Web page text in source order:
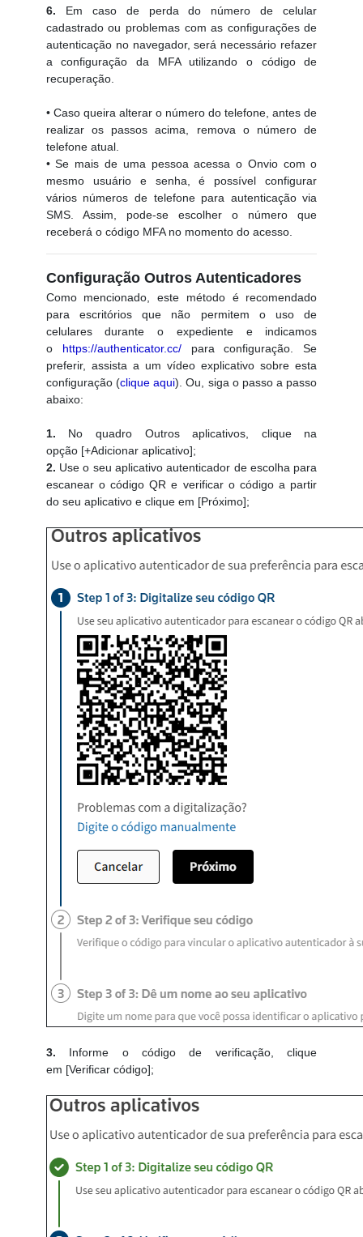
6. Em caso de perda do número de celular
cadastrado ou problemas com as configurações de
autenticação no navegador, será necessário refazer
a configuração da MFA utilizando o código de
recuperação.
• Caso queira alterar o número do telefone, antes de
realizar os passos acima, remova o número de
telefone atual.
• Se mais de uma pessoa acessa o Onvio com o
mesmo usuário e senha, é possível configurar
vários números de telefone para autenticação via
SMS. Assim, pode-se escolher o número que
receberá o código MFA no momento do acesso.
Configuração Outros Autenticadores
Como mencionado, este método é recomendado
para escritórios que não permitem o uso de
celulares durante o expediente e indicamos
o https://authenticator.cc/para configuração. Se
preferir, assista a um vídeo explicativo sobre esta
configuração (clique aqui). Ou, siga o passo a passo
abaixo:
1. No quadro Outros aplicativos, clique na
opção [+Adicionar aplicativo];
2. Use o seu aplicativo autenticador de escolha para
escanear o código QR e verificar o código a partir
do seu aplicativo e clique em [Próximo];
3. Informe o código de verificação, clique
em [Verificar código];